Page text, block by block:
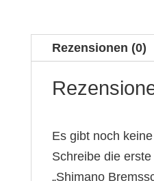
Rezensionen (0)
Es gibt noch
Schreibe die
„Shimano